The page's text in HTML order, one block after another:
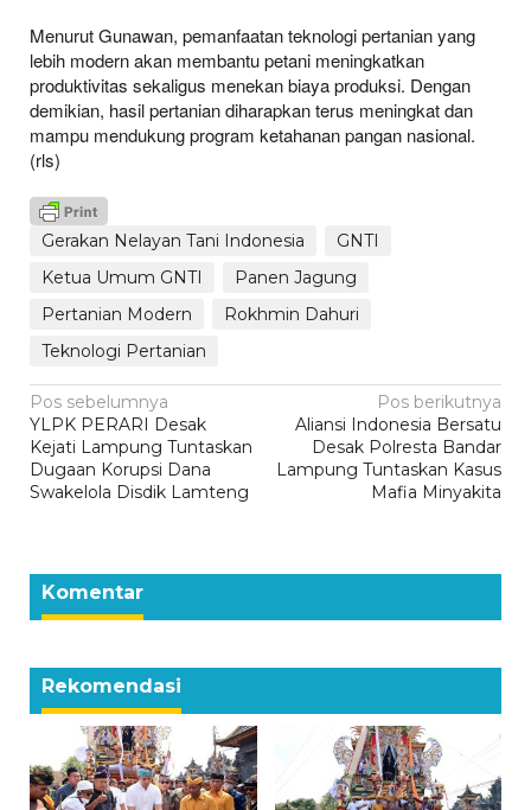
Menurut Gunawan, pemanfaatan teknologi pertanian yang
lebih modern akan membantu petani meningkatkan
produktivitas sekaligus menekan biaya produksi. Dengan
demikian, hasil pertanian diharapkan terus meningkat dan
mampu mendukung program ketahanan pangan nasional.
(rls)
Gerakan Nelayan Tani Indonesia
GNTI
Ketua Umum GNTI
Panen Jagung
Pertanian Modern
Rokhmin Dahuri
Teknologi Pertanian
Navigasi
pos
Pos sebelumnya
YLPK PERARI Desak
Kejati Lampung Tuntaskan
Dugaan Korupsi Dana
Swakelola Disdik Lamteng
Pos berikutnya
Aliansi Indonesia Bersatu
Desak Polresta Bandar
Lampung Tuntaskan Kasus
Mafia Minyakita
Komentar
Rekomendasi